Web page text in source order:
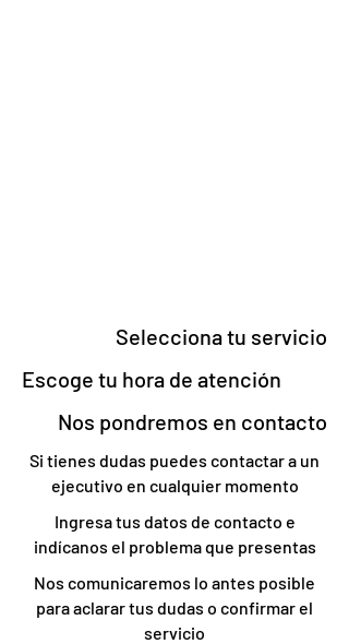
Selecciona tu servicio
Escoge tu hora de atención
Nos pondremos en contacto
Si tienes dudas puedes contactar a un
ejecutivo en cualquier momento
Ingresa tus datos de contacto e
indícanos el problema que presentas
Nos comunicaremos lo antes posible
para aclarar tus dudas o confirmar el
servicio